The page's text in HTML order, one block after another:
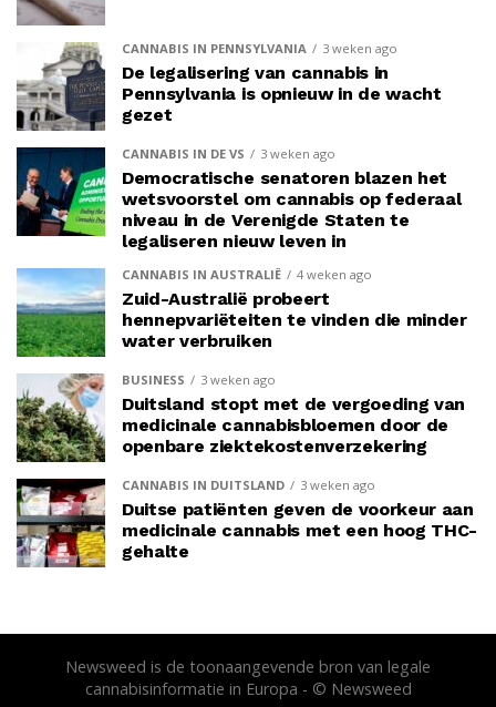
CANNABIS IN PENNSYLVANIA 3 weken ago
De legalisering van cannabis in
Pennsylvania is opnieuw in de wacht
gezet
CANNABIS IN DE VS 3 weken ago
Democratische senatoren blazen het
wetsvoorstel om cannabis op federaal
niveau in de Verenigde Staten te
legaliseren nieuw leven in
CANNABIS IN AUSTRALIË 4 weken ago
Zuid-Australië probeert
hennepvariëteiten te vinden die minder
water verbruiken
BUSINESS 3 weken ago
Duitsland stopt met de vergoeding van
medicinale cannabisbloemen door de
openbare ziektekostenverzekering
CANNABIS IN DUITSLAND 3 weken ago
Duitse patiënten geven de voorkeur aan
medicinale cannabis met een hoog THC-
gehalte
Newsweed is de toonaangevende bron van legale
cannabisinformatie in Europa - © Newsweed